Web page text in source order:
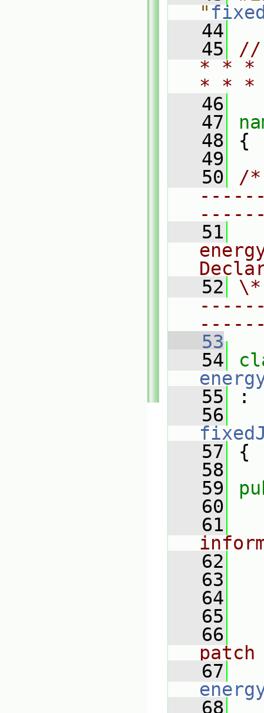
"
   44
   45
//
* * *
* *
   46
   47
   48
{
   49
   50
/
   51
   52
   53
   54
   55
:
   56
   57
{
   58
   59
   60
   61
   62
   63
   64
   65
   66
   67
   68